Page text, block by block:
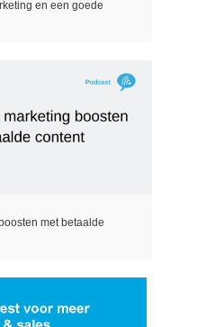
en een goede
met betaalde